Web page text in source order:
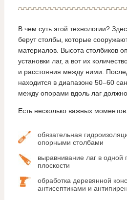
В чем суть этой технологии?
берут столбы, которые
материалов. Высота столбиков
установки лаг, а вот их
и расстояния между ними.
находится в диапазоне 50–60
между опорами вдоль лаг
Есть несколько важных моментов:
обязательная
опорными столбами
выравнивание лаг в одной
плоскости
обработка деревянной
антисептиками и